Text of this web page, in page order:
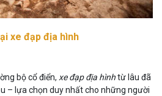
xe đạp địa hình
bộ cổ điển, xe đạp địa hìnhtừ lâu đã
– lựa chọn duy nhất cho những người